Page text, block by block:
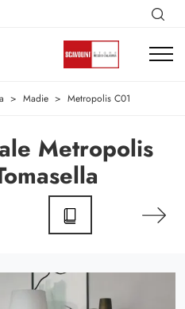
> Madie > Metropolis C01
Metropolis